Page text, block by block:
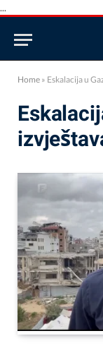
...
Home » Eskalacija u